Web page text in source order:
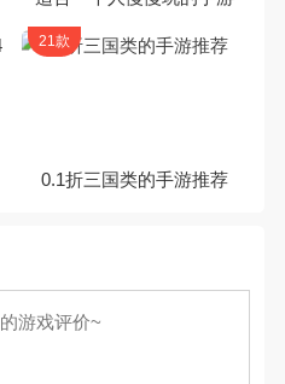
0.1折三国类的手游推荐
21款